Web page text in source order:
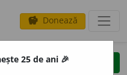
savings Donează
clear
25 de ani 🎉